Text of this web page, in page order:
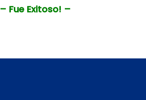
– Fue Exitoso! –